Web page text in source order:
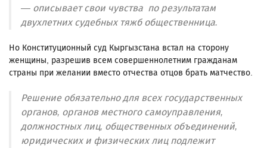
— описывает свои чувства по результатам
двухлетних судебных тяжб общественница.
Но Конституционный суд Кыргызстана встал на сторону
женщины, разрешив всем совершеннолетним гражданам
страны при желании вместо отчества отцов брать матчество.
Решение обязательно для всех государственных
органов, органов местного самоуправления,
должностных лиц, общественных объединений,
юридических и физических лиц подлежит